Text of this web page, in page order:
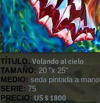
TÍTULO: Volando al cielo
TAMAÑO: 20 "x 25"
MEDIO: seda pintada a mano
SERIE: 75
PRECIO: US $ 1800